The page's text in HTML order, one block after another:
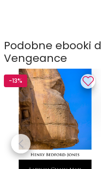
Podobne ebooki
Vengeance
-13%